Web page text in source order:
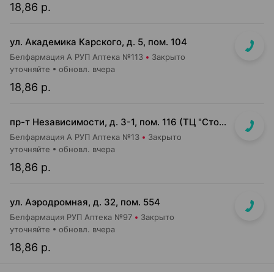
18,86 р.
ул. Академика Карского, д. 5, пом. 104
Белфармация А РУП Аптека №113 Закрыто
18,86 р.
уточняйте обновл. вчера
пр-т Независимости, д. 3-1, пом. 116 (ТЦ "Столица", верхний уровень)
Белфармация А РУП Аптека №13 Закрыто
18,86 р.
уточняйте обновл. вчера
ул. Аэродромная, д. 32, пом. 554
Белфармация РУП Аптека №97 Закрыто
18,86 р.
уточняйте обновл. вчера